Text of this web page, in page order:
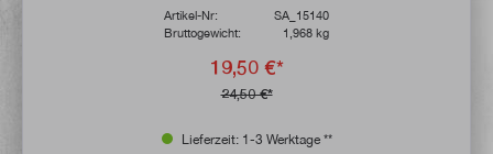
Artikel-Nr:
SA_15140
Bruttogewicht:
1,968 kg
19,50 €*
24,50 €*
Lieferzeit: 1-3 Werktage **